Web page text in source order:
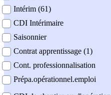
Intérim (61)
CDI Intérimaire
Saisonnier
Contrat apprentissage (1)
Cont. professionnalisation
Prépa.opérationnel.emploi